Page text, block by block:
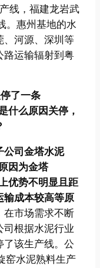
线，福建龙岩武
。惠州基地的水
、河源、深圳等
路运输辐射到粤
了一条
么原因关停，
公司金塔水泥
因为金塔
优势不明显且距
输成本较高等原
在市场需求不断
司根据水泥行业
了该生产线。公
窑水泥熟料生产